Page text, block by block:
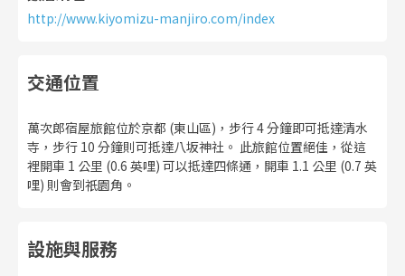
http://www.kiyomizu-manjiro.com/index
交通位置
萬次郎宿屋旅館位於京都 (東山區)，步行 4 分鐘即可抵達清水
寺，步行 10 分鐘則可抵達八坂神社。 此旅館位置絕佳，從這
裡開車 1 公里 (0.6 英哩) 可以抵達四條通，開車 1.1 公里 (0.7 英
哩) 則會到祇園角。
設施與服務